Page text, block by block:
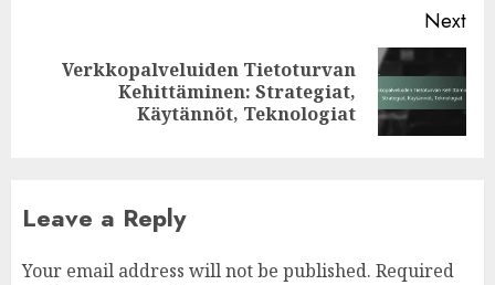
Next
Next
Verkkopalveluiden Tietoturvan
Kehittäminen: Strategiat,
Käytännöt, Teknologiat
Leave a Reply
Your email address will not be published. Required